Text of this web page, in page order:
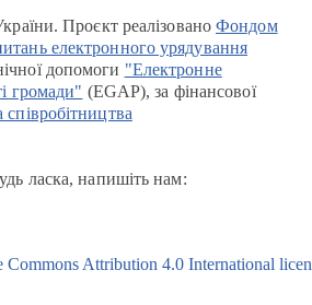
Проєкт реалізованоФондом
електронного урядування
допомоги "Електронне
громади" (EGAP), за фінансової
ласка, напишіть нам:
Commons Attribution 4.0 International